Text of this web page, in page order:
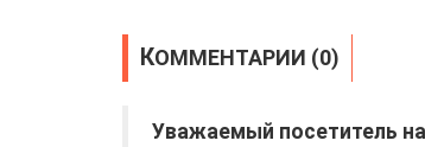
КОММЕНТАРИИ (0)
Уважаемый посетитель